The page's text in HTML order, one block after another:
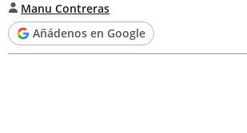
Manu Contreras
Añádenos en Google